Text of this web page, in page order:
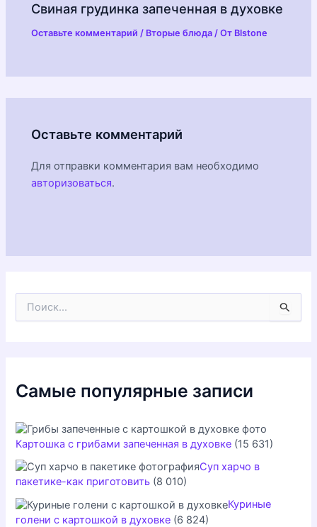
Свиная грудинка запеченная в духовке
Оставьте комментарий / Вторые блюда / От Blstone
Оставьте комментарий
Для отправки комментария вам необходимо
авторизоваться.
Самые популярные записи
Картошка с грибами запеченная в духовке (15 631)
Суп харчо в
пакетике-как приготовить (8 010)
Куриные
голени с картошкой в духовке (6 824)